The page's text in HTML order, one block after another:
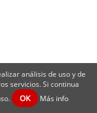
análisis de uso y de
servicios. Si continua
OK Más info